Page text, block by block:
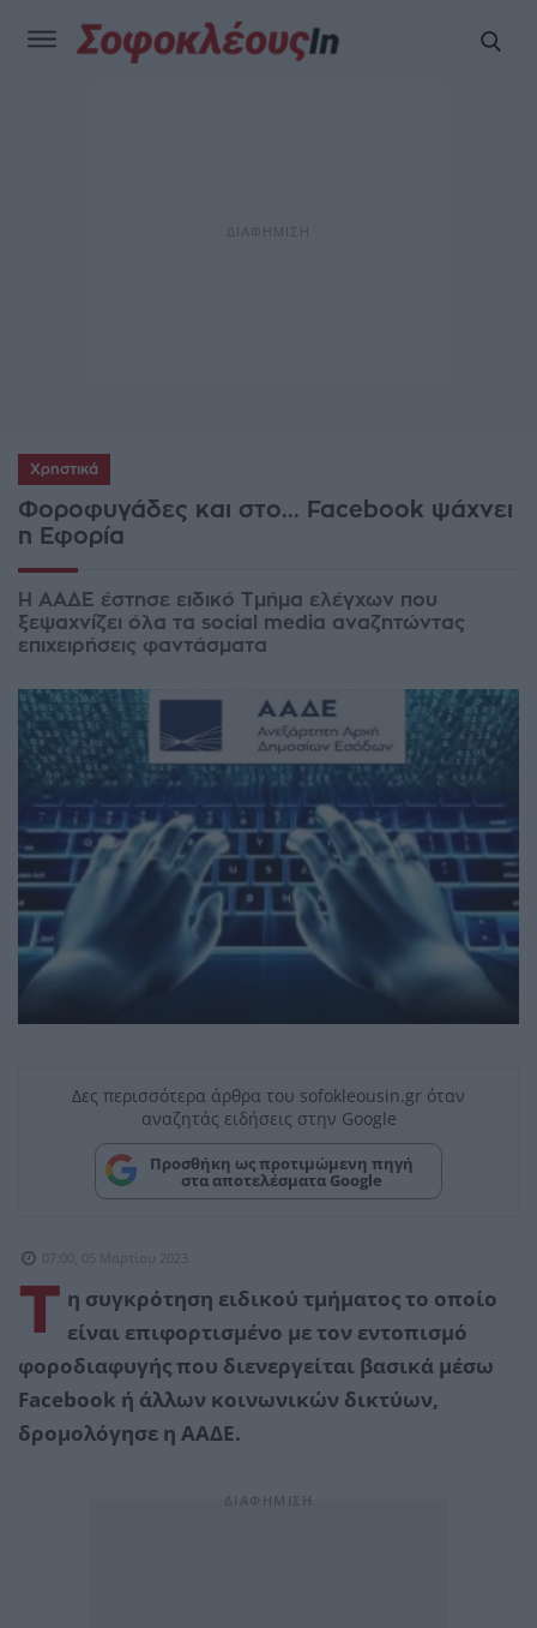
Χρηστικά
Φοροφυγάδες και στο... Facebook ψάχνει
η Εφορία
Η ΑΑΔΕ έστησε ειδικό Τμήμα ελέγχων που
ξεψαχνίζει όλα τα social media αναζητώντας
επιχειρήσεις φαντάσματα
Δες περισσότερα άρθρα του sofokleousin.gr όταν
αναζητάς ειδήσεις στην Google
Προσθήκη ως προτιμώμενη πηγή
στα αποτελέσματα Google
07:00, 05 Μαρτίου 2023
Τ η συγκρότηση ειδικού τμήματος το οποίο
είναι επιφορτισμένο με τον εντοπισμό
φοροδιαφυγής που διενεργείται βασικά μέσω
Facebook ή άλλων κοινωνικών δικτύων,
δρομολόγησε η ΑΑΔΕ.